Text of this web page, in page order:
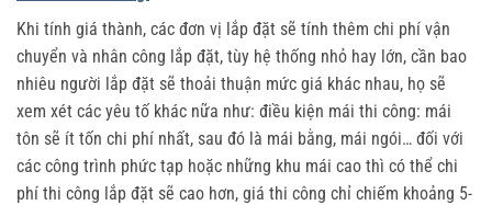
Khi tính giá thành, các đơn vị lắp đặt sẽ tính thêm chi phí vận
chuyển và nhân công lắp đặt, tùy hệ thống nhỏ hay lớn, cần bao
nhiêu người lắp đặt sẽ thoải thuận mức giá khác nhau, họ sẽ
xem xét các yêu tố khác nữa như: điều kiện mái thi công: mái
tôn sẽ ít tốn chi phí nhất, sau đó là mái bằng, mái ngói… đối với
các công trình phức tạp hoặc những khu mái cao thì có thể chi
phí thi công lắp đặt sẽ cao hơn, giá thi công chỉ chiếm khoảng 5-